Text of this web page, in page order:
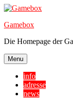
Skip
content
Gamebox
Die Homepage der
Menu
info
adresse
news